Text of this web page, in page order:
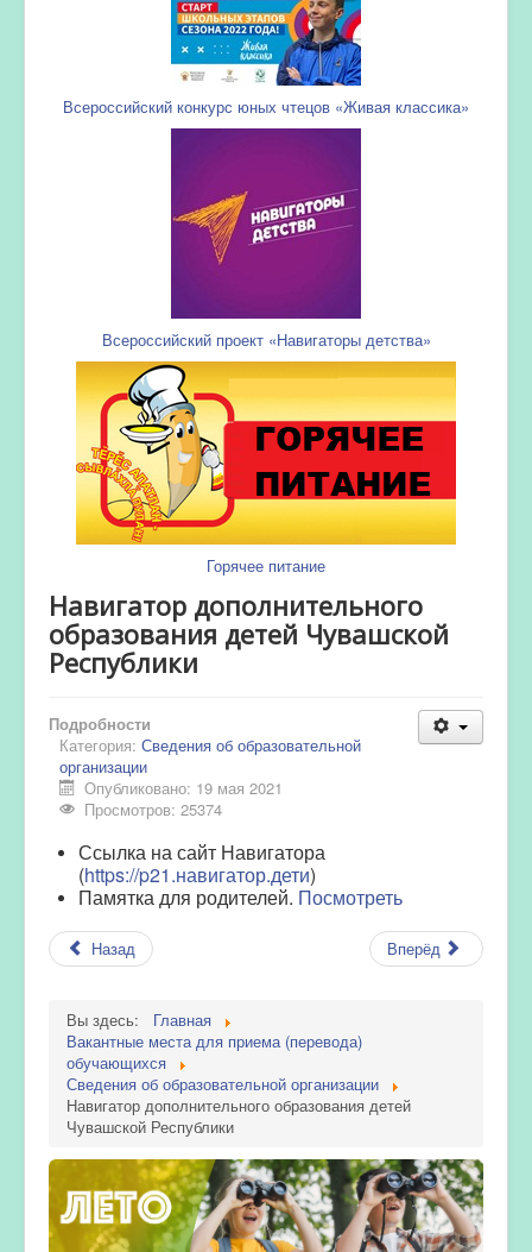
Всероссийский конкурс юных чтецов «Живая классика»
Всероссийский проект «Навигаторы детства»
Горячее питание
Навигатор дополнительного
образования детей Чувашской
Республики
Подробности
Категория: Сведения об образовательной
организации
Опубликовано: 19 мая 2021
Просмотров: 25374
Ссылка на сайт Навигатора
(https://p21.навигатор.дети)
Памятка для родителей. Посмотреть
Назад Вперёд
Вы здесь:
Главная
Вакантные места для приема (перевода)
обучающихся
Сведения об образовательной организации
Навигатор дополнительного образования детей
Чувашской Республики